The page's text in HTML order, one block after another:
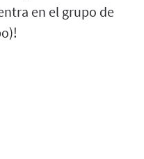
en el grupo de